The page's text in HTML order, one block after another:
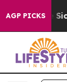
AGP PICKS
Are Sick